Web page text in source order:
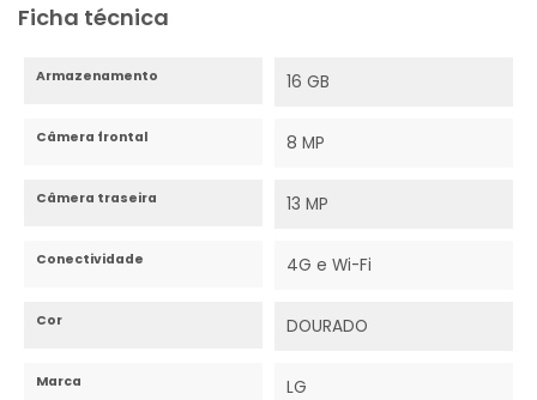
Ficha técnica
Armazenamento 16 GB
Câmera frontal 8 MP
Câmera traseira 13 MP
Conectividade 4G e Wi-Fi
Cor DOURADO
Marca LG